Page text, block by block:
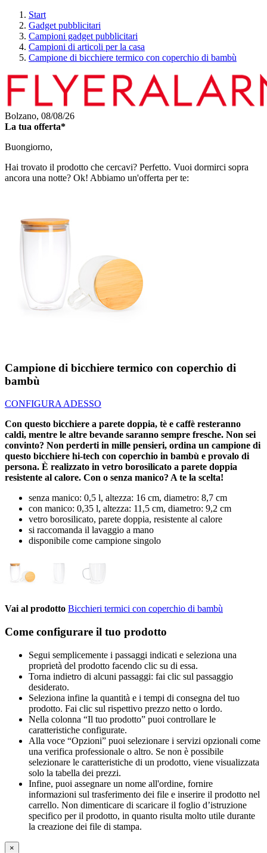
Start
Gadget pubblicitari
Campioni gadget pubblicitari
Campioni di articoli per la casa
Campione di bicchiere termico con coperchio di bambù
Bolzano, 08/08/26
La tua offerta*
Buongiorno,
Hai trovato il prodotto che cercavi? Perfetto. Vuoi dormirci sopra
ancora una notte? Ok! Abbiamo un'offerta per te:
Campione di bicchiere termico con coperchio di
bambù
CONFIGURA ADESSO
Con questo bicchiere a parete doppia, tè e caffè resteranno
caldi, mentre le altre bevande saranno sempre fresche. Non sei
convinto? Non perderti in mille pensieri, ordina un campione di
questo bicchiere hi-tech con coperchio in bambù e provalo di
persona. È realizzato in vetro borosilicato a parete doppia
resistente al calore. Con o senza manico? A te la scelta!
senza manico: 0,5 l, altezza: 16 cm, diametro: 8,7 cm
con manico: 0,35 l, altezza: 11,5 cm, diametro: 9,2 cm
vetro borosilicato, parete doppia, resistente al calore
si raccomanda il lavaggio a mano
disponibile come campione singolo
Vai al prodotto Bicchieri termici con coperchio di bambù
Come configurare il tuo prodotto
Segui semplicemente i passaggi indicati e seleziona una
proprietà del prodotto facendo clic su di essa.
Torna indietro di alcuni passaggi: fai clic sul passaggio
desiderato.
Seleziona infine la quantità e i tempi di consegna del tuo
prodotto. Fai clic sul rispettivo prezzo netto o lordo.
Nella colonna “Il tuo prodotto” puoi controllare le
caratteristiche configurate.
Alla voce “Opzioni” puoi selezionare i servizi opzionali come
una verifica professionale o altro. Se non è possibile
selezionare le caratteristiche di un prodotto, viene visualizzata
solo la tabella dei prezzi.
Infine, puoi assegnare un nome all'ordine, fornire
informazioni sul trasferimento dei file e inserire il prodotto nel
carrello. Non dimenticare di scaricare il foglio d’istruzione
specifico per il prodotto, in quanto risulta molto utile durante
la creazione dei file di stampa.
×